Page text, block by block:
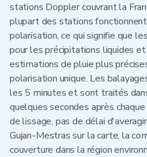
stations Doppler couvrant la
plupart des stations
polarisation, ce qui signifie que
pour les précipitations liquides
estimations de pluie plus
polarisation unique. Les
les 5 minutes et sont traités
quelques secondes après
de lissage, pas de délai
Gujan-Mestras sur la carte, la
couverture dans la région